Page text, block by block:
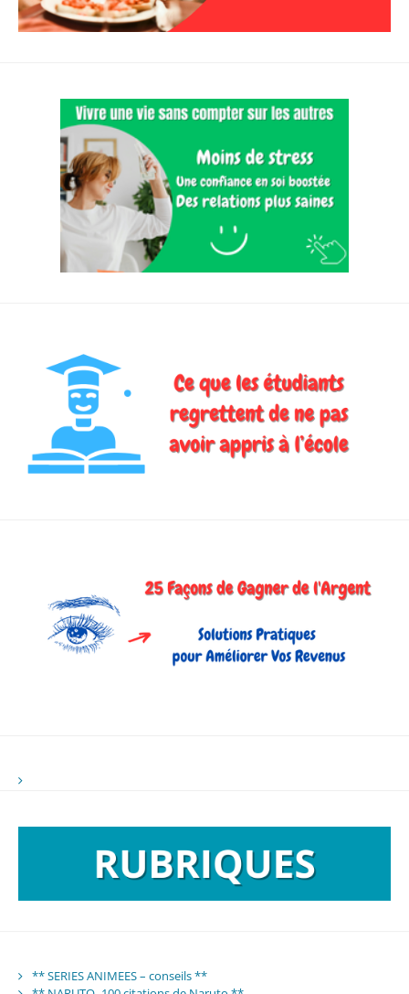
** SERIES ANIMEES – conseils **